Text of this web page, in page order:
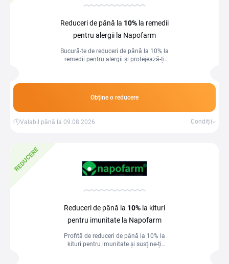
Reduceri de până la 10% la remedii
pentru alergii la Napofarm
Bucură-te de reduceri de până la 10% la
remedii pentru alergii și protejează-ți
Obține o reducere
Valabil până la 09.08.2026 Condiții
REDUCERE
Reduceri de până la 10% la kituri
pentru imunitate la Napofarm
Profită de reduceri de până la 10% la
kituri pentru imunitate și susține-ți